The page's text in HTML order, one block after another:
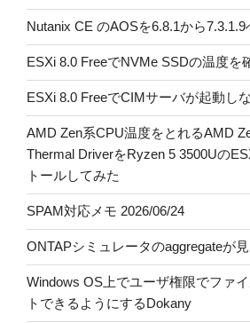
Nutanix CE のAOSを6.8.1から
ESXi 8.0 FreeでNVMe SSDの温度を
ESXi 8.0 FreeでCIMサーバが起動し
AMD Zen系CPU温度をとれるAMD
Thermal DriverをRyzen 5 3500Uの
トールしてみた
SPAM対応メモ 2026/06/24
ONTAPシミュレータのaggregateが
Windows OS上でユーザ権限でファ
トできるようにするDokany